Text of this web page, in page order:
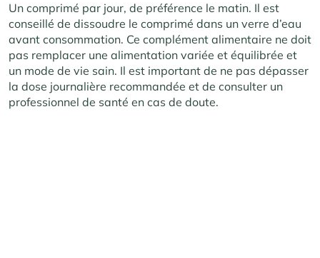
Un comprimé par jour, de préférence le matin. Il est
conseillé de dissoudre le comprimé dans un verre d’eau
avant consommation. Ce complément alimentaire ne doit
pas remplacer une alimentation variée et équilibrée et
un mode de vie sain. Il est important de ne pas dépasser
la dose journalière recommandée et de consulter un
professionnel de santé en cas de doute.